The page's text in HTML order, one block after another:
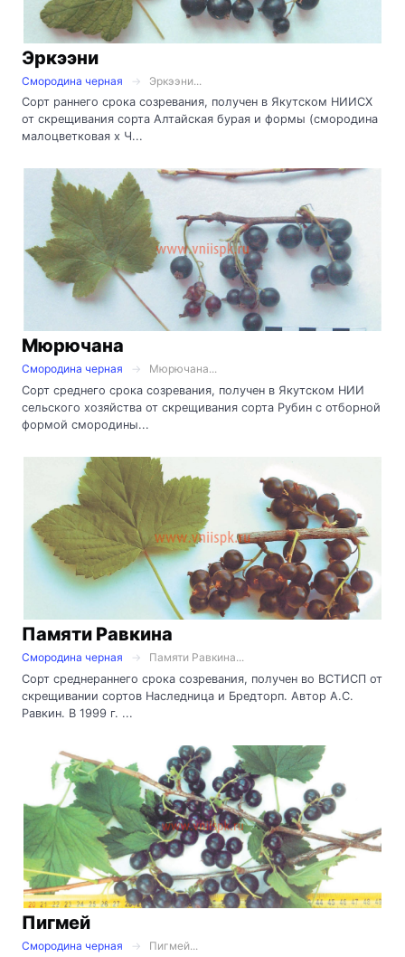
Эркээни
Смородина черная
Эркээни...
Сорт раннего срока созревания, получен в Якутском НИИСХ
от скрещивания сорта Алтайская бурая и формы (смородина
малоцветковая х Ч...
Мюрючана
Смородина черная
Мюрючана...
Сорт среднего срока созревания, получен в Якутском НИИ
сельского хозяйства от скрещивания сорта Рубин с отборной
формой смородины...
Памяти Равкина
Смородина черная
Памяти Равкина...
Сорт среднераннего срока созревания, получен во ВСТИСП от
скрещивании сортов Наследница и Бредторп. Автор А.С.
Равкин. В 1999 г. ...
Пигмей
Смородина черная
Пигмей...